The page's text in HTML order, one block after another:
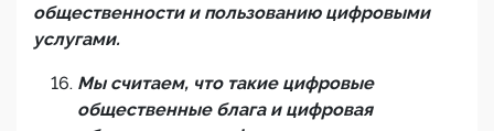
общественности и пользованию цифровыми
услугами.
Мы считаем, что такие цифровые
общественные блага и цифровая